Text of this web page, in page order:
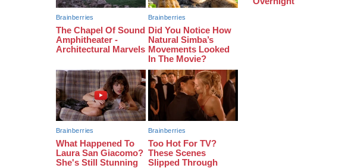
тис грн штрафу за незаконні зміни
до договору
08:20 Обрано претендента на посаду
директора Мокрокалигірського
психоневрологічного інтернату
07:23 Уманські міграційники видворили з
країни грузина, який відсидів
термін у колонії